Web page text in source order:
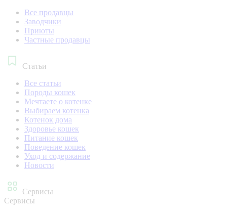
Все продавцы
Заводчики
Приюты
Частные продавцы
Статьи
Все статьи
Породы кошек
Мечтаете о котенке
Выбираем котенка
Котенок дома
Здоровье кошек
Питание кошек
Поведение кошек
Уход и содержание
Новости
Сервисы
Сервисы